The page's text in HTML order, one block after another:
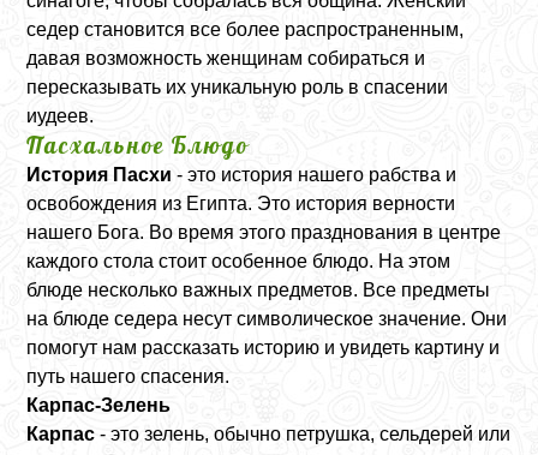
седер становится все более распространенным,
давая возможность женщинам собираться и
пересказывать их уникальную роль в спасении
иудеев.
Пасхальное Блюдо
История Пасхи - это история нашего рабства и
освобождения из Египта. Это история верности
нашего Бога. Во время этого празднования в центре
каждого стола стоит особенное блюдо. На этом
блюде несколько важных предметов. Все предметы
на блюде седера несут символическое значение. Они
помогут нам рассказать историю и увидеть картину и
путь нашего спасения.
Карпас-Зелень
Карпас - это зелень, обычно петрушка, сельдерей или